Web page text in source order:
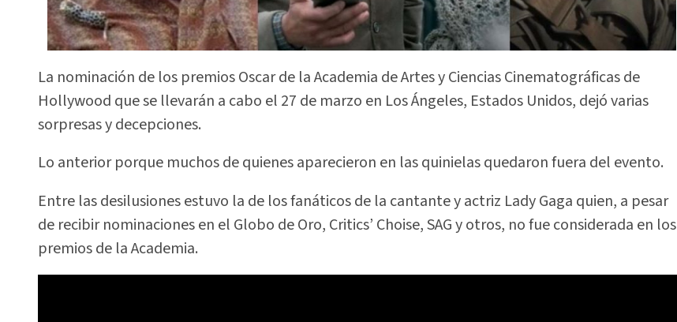
La nominación de los premios Oscar de la Academia de Artes y Ciencias Cinematográficas de
Hollywood que se llevarán a cabo el 27 de marzo en Los Ángeles, Estados Unidos, dejó varias
sorpresas y decepciones.
Lo anterior porque muchos de quienes aparecieron en las quinielas quedaron fuera del evento.
Entre las desilusiones estuvo la de los fanáticos de la cantante y actriz Lady Gaga quien, a pesar
de recibir nominaciones en el Globo de Oro, Critics’ Choise, SAG y otros, no fue considerada en los
premios de la Academia.